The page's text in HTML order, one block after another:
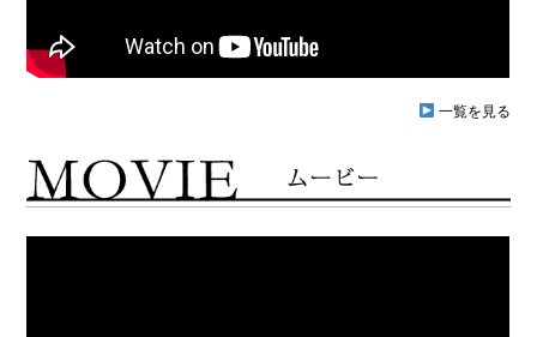
一覧を見る